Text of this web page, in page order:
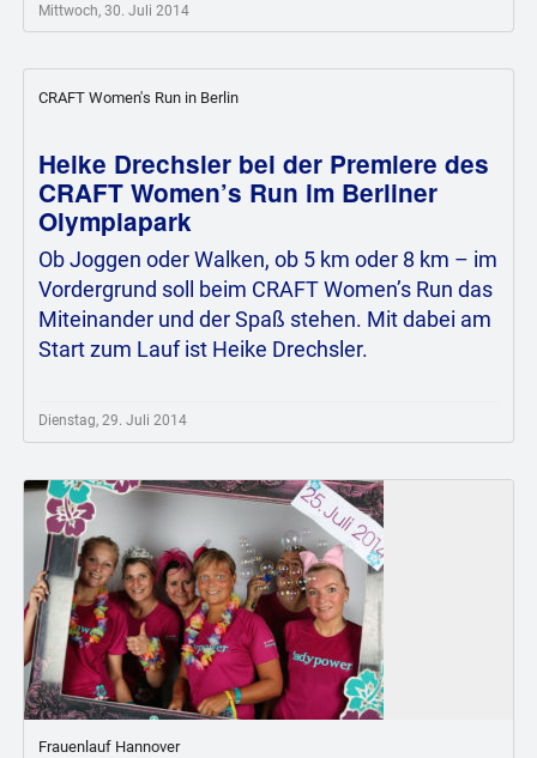
Mittwoch, 30. Juli 2014
CRAFT Women's Run in Berlin
Heike Drechsler bei der Premiere des
CRAFT Women’s Run im Berliner
Olympiapark
Ob Joggen oder Walken, ob 5 km oder 8 km – im
Vordergrund soll beim CRAFT Women’s Run das
Miteinander und der Spaß stehen. Mit dabei am
Start zum Lauf ist Heike Drechsler.
Dienstag, 29. Juli 2014
Frauenlauf Hannover